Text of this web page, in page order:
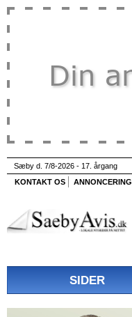
Sæby d. 7/8-2026 - 17. årgang
KONTAKT OS
ANNONCERING
SIDER